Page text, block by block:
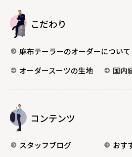
こだわり
麻布テーラーのオーダーについて
オーダースーツの生地
国内
コンテンツ
スタッフブログ
おす